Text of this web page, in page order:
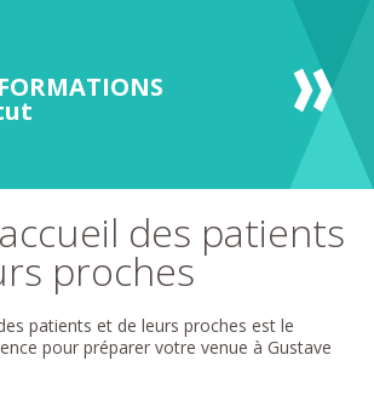
des patients
proches
patients et de leurs proches est le
pour préparer votre venue à Gustave